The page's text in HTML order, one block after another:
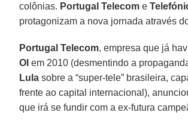
colônias. Portugal Telecom e
protagonizam a nova jornada através
Portugal Telecom, empresa que já
OI em 2010 (desmentindo a
Lula sobre a “super-tele” brasileira,
frente ao capital internacional),
que irá se fundir com a ex-futura